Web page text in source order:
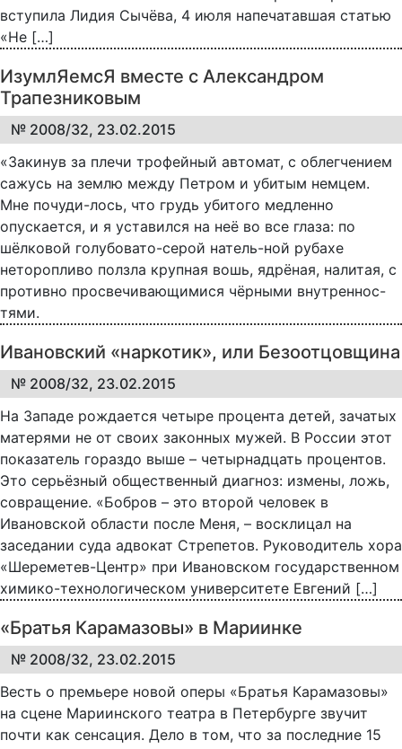
вступила Лидия Сычёва, 4 июля напечатавшая статью
«Не […]
ИзумлЯемсЯ вместе с Александром
Трапезниковым
№ 2008/32, 23.02.2015
«Закинув за плечи трофейный автомат, с облегчением
сажусь на землю между Петром и убитым немцем.
Мне почуди-лось, что грудь убитого медленно
опускается, и я уставился на неё во все глаза: по
шёлковой голубовато-серой натель-ной рубахе
неторопливо ползла крупная вошь, ядрёная, налитая, с
противно просвечивающимися чёрными внутреннос-
тями.
Ивановский «наркотик», или Безоотцовщина
№ 2008/32, 23.02.2015
На Западе рождается четыре процента детей, зачатых
матерями не от своих законных мужей. В России этот
показатель гораздо выше – четырнадцать процентов.
Это серьёзный общественный диагноз: измены, ложь,
совращение. «Бобров – это второй человек в
Ивановской области после Меня, – восклицал на
заседании суда адвокат Стрепетов. Руководитель хора
«Шереметев-Центр» при Ивановском государственном
химико-технологическом университете Евгений […]
«Братья Карамазовы» в Мариинке
№ 2008/32, 23.02.2015
Весть о премьере новой оперы «Братья Карамазовы»
на сцене Мариинского театра в Петербурге звучит
почти как сенсация. Дело в том, что за последние 15